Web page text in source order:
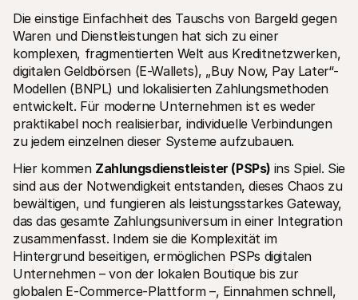
Die einstige Einfachheit des Tauschs von Bargeld gegen
Waren und Dienstleistungen hat sich zu einer
komplexen, fragmentierten Welt aus Kreditnetzwerken,
digitalen Geldbörsen (E-Wallets), „Buy Now, Pay Later“-
Modellen (BNPL) und lokalisierten Zahlungsmethoden
entwickelt. Für moderne Unternehmen ist es weder
praktikabel noch realisierbar, individuelle Verbindungen
zu jedem einzelnen dieser Systeme aufzubauen.
Hier kommen Zahlungsdienstleister (PSPs) ins Spiel. Sie
sind aus der Notwendigkeit entstanden, dieses Chaos zu
bewältigen, und fungieren als leistungsstarkes Gateway,
das das gesamte Zahlungsuniversum in einer Integration
zusammenfasst. Indem sie die Komplexität im
Hintergrund beseitigen, ermöglichen PSPs digitalen
Unternehmen – von der lokalen Boutique bis zur
globalen E-Commerce-Plattform –, Einnahmen schnell,